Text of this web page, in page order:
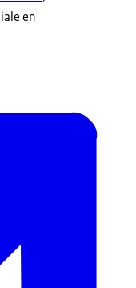
en